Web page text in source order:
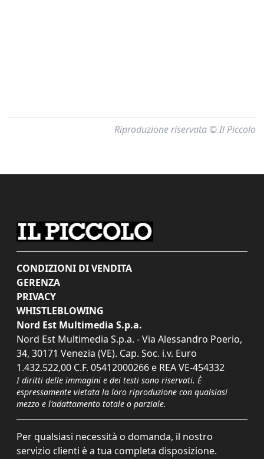
Riproduzione riservata © Il Piccolo
CONDIZIONI DI VENDITA
GERENZA
PRIVACY
WHISTLEBLOWING
Nord Est Multimedia S.p.a.
Nord Est Multimedia S.p.a. - Via Alessandro Poerio,
34, 30171 Venezia (VE). Cap. Soc. i.v. Euro
1.432.522,00 C.F. 05412000266 e REA VE-454332
I diritti delle immagini e dei testi sono riservati. È
espressamente vietata la loro riproduzione con qualsiasi
mezzo e l'adattamento totale o parziale.
Per qualsiasi necessità o domanda, il nostro
servizio clienti è a tua completa disposizione.